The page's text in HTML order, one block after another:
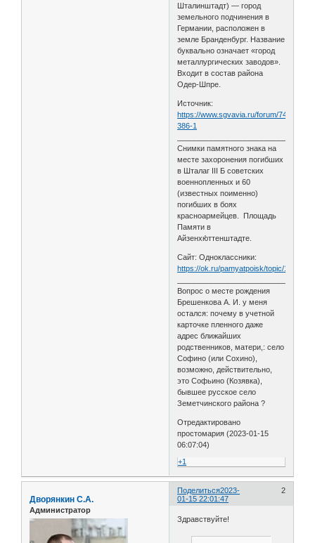
Шталинштадт) — город
земельного подчинения в
Германии, расположен в
земле Бранденбург. Название
буквально означает «город
металлургических заводов».
Входит в состав района
Одер-Шпре.
Источник:
https://www.sgvavia.ru/forum/745-
386-1
Снимки памятного знака на
месте захоронения погибших
в Шталаг III Б советских
военнопленных и 60
(известных поименно)
погибших в боях
красноармейцев. Площадь
Памяти в
Айзенхю́ттенштадте.
Сайт: Одноклассники:
https://ok.ru/pamyatpoisk/topic/
Вопрос о месте рождения
Брешенкова А. И. у меня
остался: почему в учетной
карточке пленного даже
адрес ближайших
родственников, матери,: село
Софино (или Сохино),
возможно, действительно,
это Софьино (Козявка),
бывшее русское село
Земетчинского района ?
Отредактировано
простомария (2023-01-15
06:07:04)
+1
Поделиться 2
2023-
01-15 22:01:47
Дворянкин С.А.
Администратор
Здравствуйте!